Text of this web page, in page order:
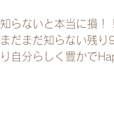
知らないと本当に損
まだまだ知らない残
り自分らしく豊かで